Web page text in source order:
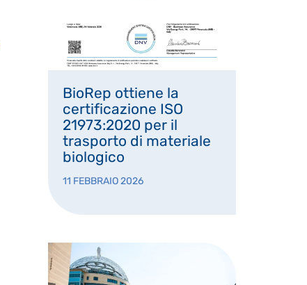
BioRep ottiene la
certificazione ISO
21973:2020 per il
trasporto di materiale
biologico
11 FEBBRAIO 2026